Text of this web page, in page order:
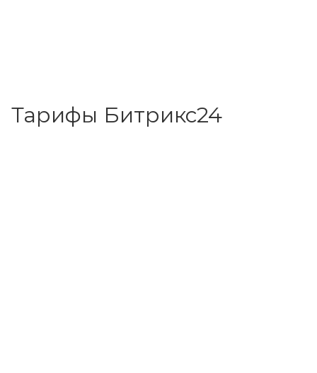
Тарифы Битрикс24